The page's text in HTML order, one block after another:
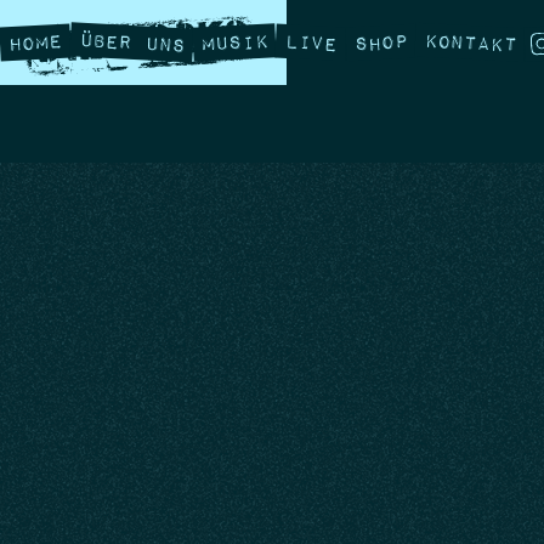
Home Über Uns Musik Live Shop Kontakt